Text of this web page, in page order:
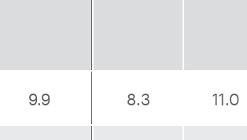
9.9 8.3 11.0